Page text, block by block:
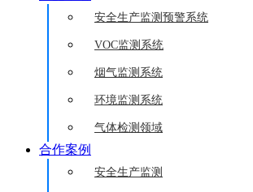
安全生产监测预警系统
VOC监测系统
烟气监测系统
环境监测系统
气体检测领域
合作案例
安全生产监测